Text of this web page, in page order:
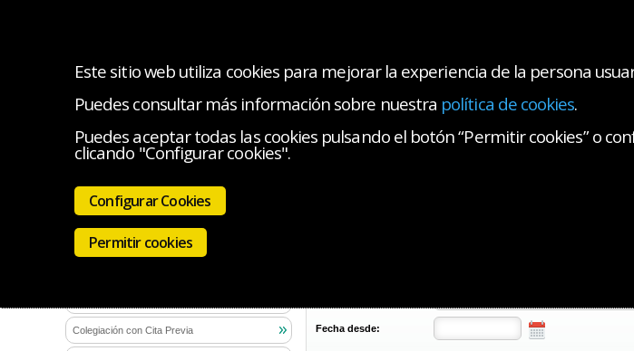
Este sitio web utiliza cookies para mejorar la experiencia de la persona
Puedes consultar más información sobre nuestra política de cookies.
Puedes aceptar todas las cookies pulsando el botón “Permitir cookies” o
clicando "Configurar cookies".
Configurar Cookies
Permitir cookies
INICIO EL COLEGIO SERVICIOS INICIATIVAS COLEGIALES SALA DE PRENSA
Fecha desde:
Documentos para Colegiarse
Documentos Colegiación Online
Colegiación con Cita Previa